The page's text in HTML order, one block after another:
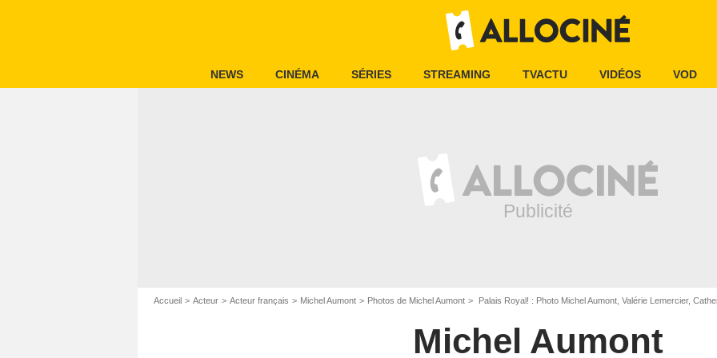
NEWS CINÉMA SÉRIES STREAMING TVACTU VIDÉOS VOD
Accueil Acteur Acteur français Michel Aumont Photos de Michel Aumont Palais Royal! : Photo Michel Aumont, Valérie Lemercier,
Michel Aumont